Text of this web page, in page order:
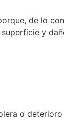
de lo
y
o